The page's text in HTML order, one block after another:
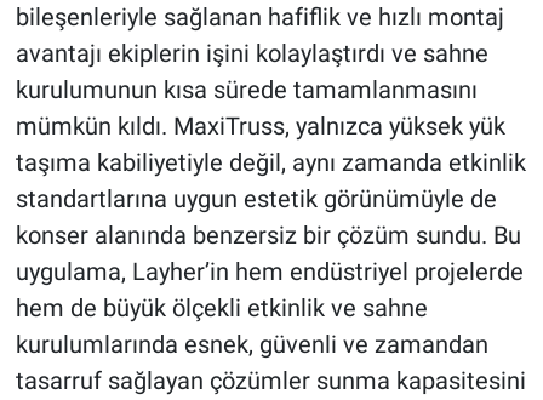
bileşenleriyle sağlanan hafiflik ve hızlı montaj
avantajı ekiplerin işini kolaylaştırdı ve sahne
kurulumunun kısa sürede tamamlanmasını
mümkün kıldı. MaxiTruss, yalnızca yüksek yük
taşıma kabiliyetiyle değil, aynı zamanda etkinlik
standartlarına uygun estetik görünümüyle de
konser alanında benzersiz bir çözüm sundu. Bu
uygulama, Layher’in hem endüstriyel projelerde
hem de büyük ölçekli etkinlik ve sahne
kurulumlarında esnek, güvenli ve zamandan
tasarruf sağlayan çözümler sunma kapasitesini